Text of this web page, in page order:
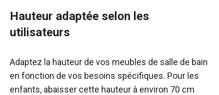
Hauteur adaptée selon les
utilisateurs
Adaptez la hauteur de vos meubles de salle de bain
en fonction de vos besoins spécifiques. Pour les
enfants, abaisser cette hauteur à environ 70 cm